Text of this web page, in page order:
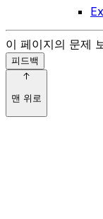
이 페이지의 문제
피드백
맨 위로